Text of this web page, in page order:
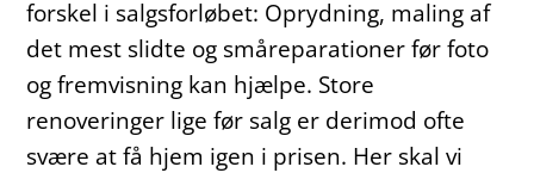
forskel i salgsforløbet: Oprydning, maling af
det mest slidte og småreparationer før foto
og fremvisning kan hjælpe. Store
renoveringer lige før salg er derimod ofte
svære at få hjem igen i prisen. Her skal vi